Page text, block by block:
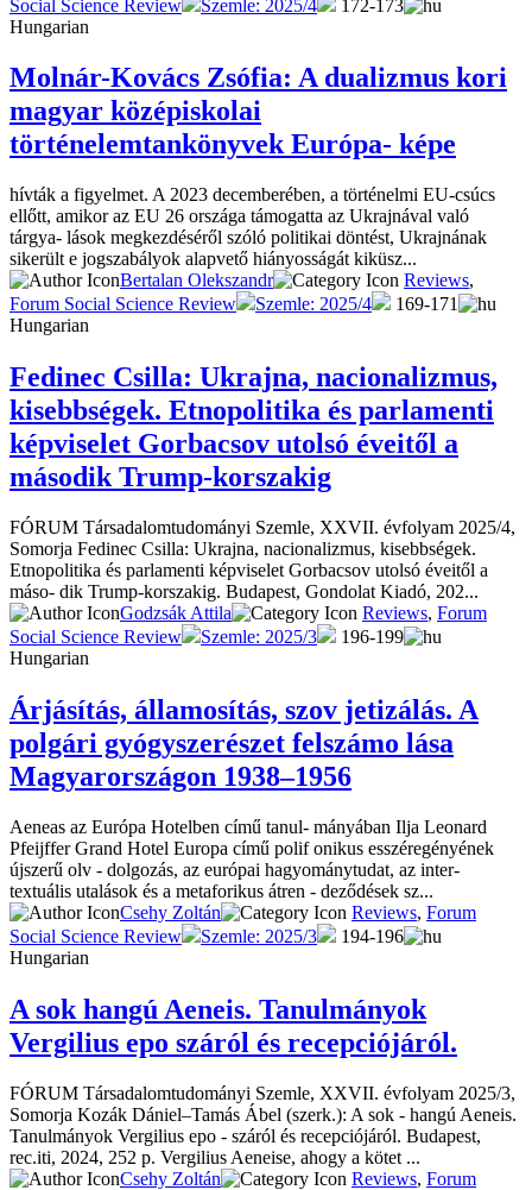
Social Science Review Szemle: 2025/4
172-173
Hungarian
Molnár-Kovács Zsófia: A dualizmus kori
magyar középiskolai
történelemtankönyvek Európa- képe
hívták a figyelmet. A 2023 decemberében, a történelmi EU-csúcs
ellőtt, amikor az EU 26 országa támogatta az Ukrajnával való
tárgya- lások megkezdéséről szóló politikai döntést, Ukrajnának
sikerült e jogszabályok alapvető hiányosságát kiküsz...
Bertalan Olekszandr
Reviews,
Forum Social Science Review
Szemle: 2025/4
169-171
Hungarian
Fedinec Csilla: Ukrajna, nacionalizmus,
kisebbségek. Etnopolitika és parlamenti
képviselet Gorbacsov utolsó éveitől a
második Trump-korszakig
FÓRUM Társadalomtudományi Szemle, XXVII. évfolyam 2025/4,
Somorja Fedinec Csilla: Ukrajna, nacionalizmus, kisebbségek.
Etnopolitika és parlamenti képviselet Gorbacsov utolsó éveitől a
máso- dik Trump-korszakig. Budapest, Gondolat Kiadó, 202...
Godzsák Attila
Reviews, Forum
Social Science Review
Szemle: 2025/3
196-199
Hungarian
Árjásítás, államosítás, szov jetizálás. A
polgári gyógyszerészet felszámo lása
Magyarországon 1938–1956
Aeneas az Európa Hotelben című tanul- mányában Ilja Leonard
Pfeijffer Grand Hotel Europa című polif onikus esszéregényének
újszerű olv - dolgozás, az európai hagyománytudat, az inter-
textuális utalások és a metaforikus átren - deződések sz...
Csehy Zoltán
Reviews, Forum
Social Science Review
Szemle: 2025/3
194-196
Hungarian
A sok hangú Aeneis. Tanulmányok
Vergilius epo száról és recepciójáról.
FÓRUM Társadalomtudományi Szemle, XXVII. évfolyam 2025/3,
Somorja Kozák Dániel–Tamás Ábel (szerk.): A sok - hangú Aeneis.
Tanulmányok Vergilius epo - száról és recepciójáról. Budapest,
rec.iti, 2024, 252 p. Vergilius Aeneise, ahogy a kötet ...
Csehy Zoltán
Reviews, Forum